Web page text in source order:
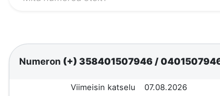
Numeron (+) 358401507946/
Viimeisin katselu
07.08.2026